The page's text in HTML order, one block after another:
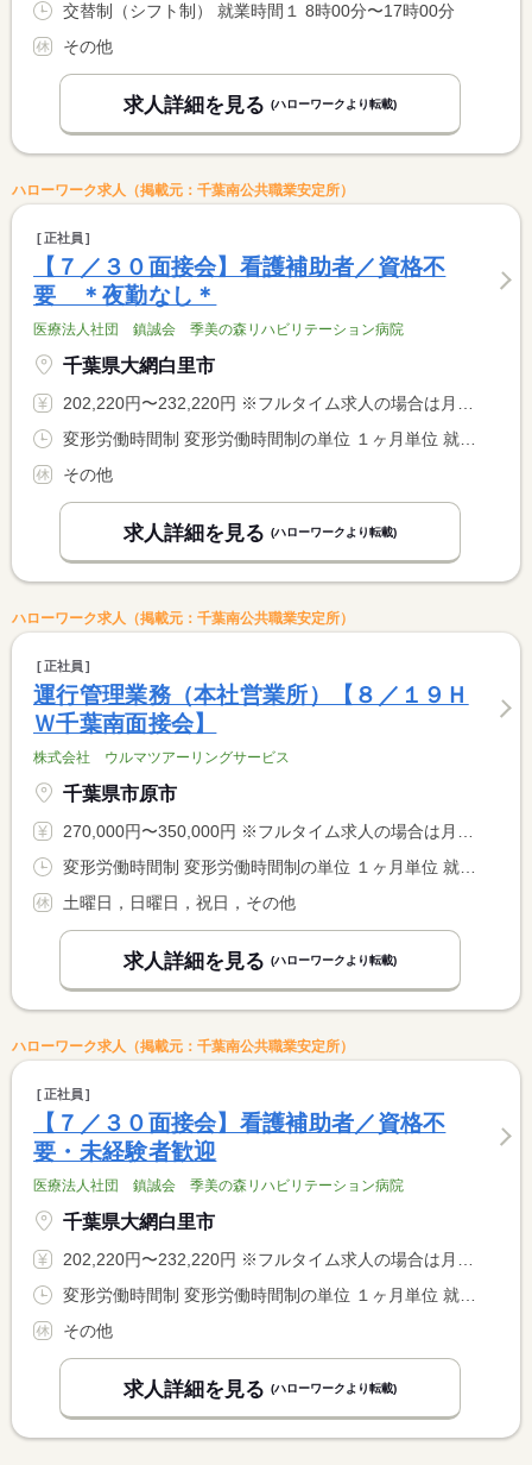
交替制（シフト制） 就業時間１ 8時00分〜17時00分
その他
求人詳細を見る (ハローワークより転載)
ハローワーク求人（掲載元：千葉南公共職業安定所）
正社員
【７／３０面接会】看護補助者／資格不
要 ＊夜勤なし＊
医療法人社団 鎮誠会 季美の森リハビリテーション病院
千葉県大網白里市
202,220円〜232,220円 ※フルタイム求人の場合は月額（換算額）、パート求人の場合は時間額を表示しています。
その他
求人詳細を見る (ハローワークより転載)
ハローワーク求人（掲載元：千葉南公共職業安定所）
正社員
運行管理業務（本社営業所）【８／１９Ｈ
Ｗ千葉南面接会】
株式会社 ウルマツアーリングサービス
千葉県市原市
270,000円〜350,000円 ※フルタイム求人の場合は月額（換算額）、パート求人の場合は時間額を表示しています。
土曜日，日曜日，祝日，その他
求人詳細を見る (ハローワークより転載)
ハローワーク求人（掲載元：千葉南公共職業安定所）
正社員
【７／３０面接会】看護補助者／資格不
要・未経験者歓迎
医療法人社団 鎮誠会 季美の森リハビリテーション病院
千葉県大網白里市
202,220円〜232,220円 ※フルタイム求人の場合は月額（換算額）、パート求人の場合は時間額を表示しています。
その他
求人詳細を見る (ハローワークより転載)